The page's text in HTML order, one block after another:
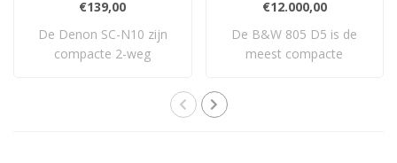
€139,00
De Denon SC-N10 zijn
compacte 2-weg
€12.000,00
De B&W 805 D5 is de
meest compacte